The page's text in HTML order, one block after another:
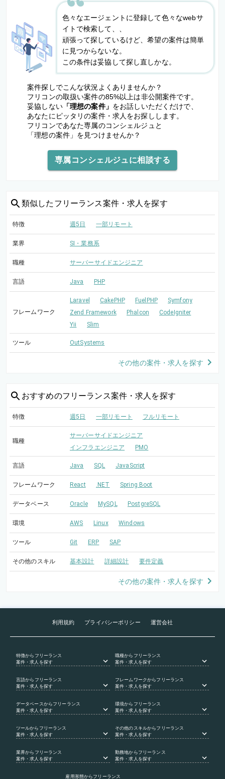
色々なエージェントに登録して色々なwebサ
イトで検索して、、
頑張って探しているけど、希望の案件は簡単
に見つからないな。
この条件は妥協して探し直しかな。
案件探しでこんな状況よくありませんか？
フリコンの取扱い案件の85%以上は非公開案件です。
妥協しない「理想の案件」 をお話しいただくだけで、
あなたにピッタリの案件・求人をお探しします。
フリコンであなた専属のコンシェルジュと
「理想の案件」を見つけませんか？
専属コンシェルジュに相談する
類似した フリーランス案件・求人を探す
特徴 週5日 一部リモート
業界 SI・業務系
職種 サーバーサイドエンジニア
言語 Java PHP
フレームワーク
Laravel CakePHP FuelPHP
Symfony
Zend Framework
Phalcon
CodeIgniter
Yii
Slim
ツール OutSystems
その他の案件・求人を探す
おすすめのフリーランス案件・求人を探す
特徴 週5日 一部リモート フルリモート
職種
サーバーサイドエンジニア
インフラエンジニア
PMO
言語 Java SQL JavaScript
フレームワーク React .NET Spring Boot
データベース Oracle MySQL PostgreSQL
環境 AWS Linux Windows
ツール Git ERP SAP
その他のスキル 基本設計 詳細設計 要件定義
その他の案件・求人を探す
利用規約 プライバシーポリシー 運営会社
特徴からフリーランス
案件・求人を探す
職種からフリーランス
案件・求人を探す
言語からフリーランス
案件・求人を探す
フレームワークからフリーランス
案件・求人を探す
データベース からフリーランス
案件・求人を探す
環境からフリーランス
案件・求人を探す
ツールからフリーランス
案件・求人を探す
その他のスキルからフリーランス
案件・求人を探す
業界からフリーランス
案件・求人を探す
勤務地からフリーランス
案件・求人を探す
雇用形態からフリーランス